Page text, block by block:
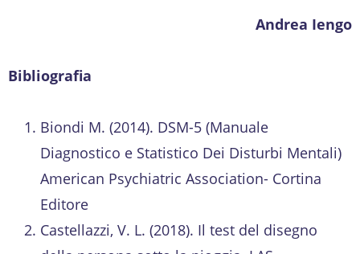
Andrea Iengo
Bibliografia
Biondi M. (2014). DSM-5 (Manuale
Diagnostico e Statistico Dei Disturbi Mentali)
American Psychiatric Association- Cortina
Editore
Castellazzi, V. L. (2018). Il test del disegno